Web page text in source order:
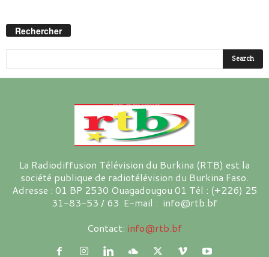
Rechercher
La Radiodiffusion Télévision du Burkina (RTB) est la
société publique de radiotélévision du Burkina Faso.
Adresse : 01 BP 2530 Ouagadougou 01 Tél : (+226) 25
31-83-53 / 63 E-mail : info@rtb.bf
Contact: info@rtb.bf